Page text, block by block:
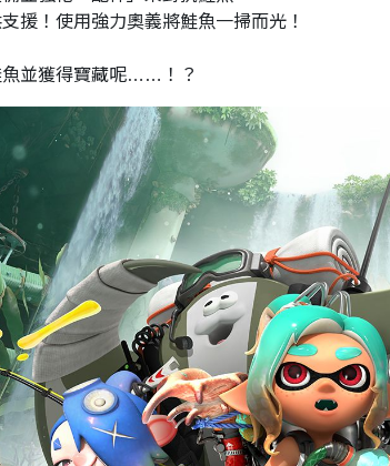
援！使用強力奧義將鮭魚一掃而光！
魚並獲得寶藏呢……！？